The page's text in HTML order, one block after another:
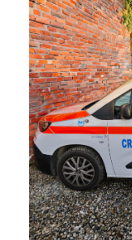
azienda,
Un incontro
di collegare
sguardo
sui processi